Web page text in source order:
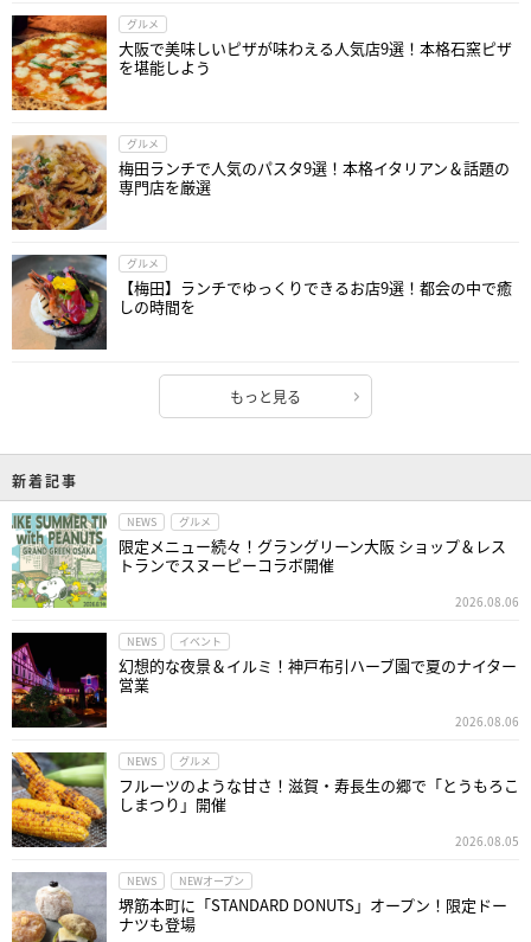
グルメ
大阪で美味しいピザが味わえる人気店9選！本格石窯ピザ
を堪能しよう
グルメ
梅田ランチで人気のパスタ9選！本格イタリアン＆話題の
専門店を厳選
グルメ
【梅田】ランチでゆっくりできるお店9選！都会の中で癒
しの時間を
もっと見る
新着記事
NEWS グルメ
限定メニュー続々！グラングリーン大阪 ショップ＆レス
トランでスヌーピーコラボ開催
2026.08.06
NEWS イベント
幻想的な夜景＆イルミ！神戸布引ハーブ園で夏のナイター
営業
2026.08.06
NEWS グルメ
フルーツのような甘さ！滋賀・寿長生の郷で「とうもろこ
しまつり」開催
2026.08.05
NEWS NEWオープン
堺筋本町に「STANDARD DONUTS」オープン！限定ドー
ナツも登場